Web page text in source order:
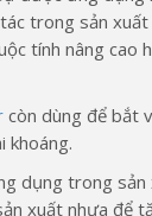
trong sản
tính nâng cao
còn dùng để bắt
khoáng.
dụng trong sản
xuất nhựa để